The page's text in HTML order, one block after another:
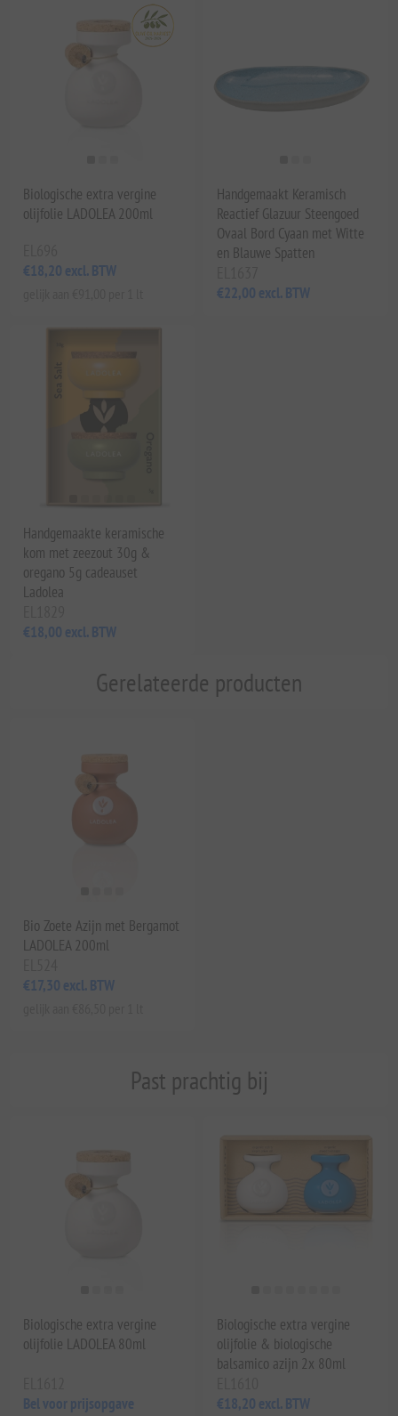
Biologische extra vergine
olijfolie LADOLEA 200ml
€18,20 excl. BTW
Handgemaakt Keramisch
Reactief Glazuur Steengoed
Ovaal Bord Cyaan met Witte
en Blauwe Spatten
€22,00 excl. BTW
Handgemaakte keramische
kom met zeezout 30g &
oregano 5g cadeauset
Ladolea
€18,00 excl. BTW
Gerelateerde producten
Bio Zoete Azijn met Bergamot
LADOLEA 200ml
€17,30 excl. BTW
Past prachtig bij
Biologische extra vergine
olijfolie LADOLEA 80ml
Bel voor prijsopgave
Biologische extra vergine
olijfolie & biologische
balsamico azijn 2x 80ml
€18,20 excl. BTW